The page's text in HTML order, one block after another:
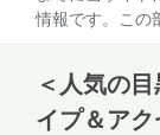
情報です。この
＜人気の
イプ＆ア